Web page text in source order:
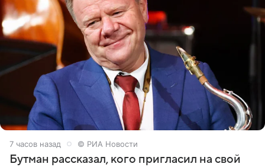
7 часов назад © РИА Новости
Бутман рассказал, кого пригласил на свой